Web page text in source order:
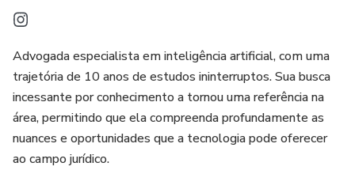
Advogada especialista em inteligência artificial, com uma
trajetória de 10 anos de estudos ininterruptos. Sua busca
incessante por conhecimento a tornou uma referência na
área, permitindo que ela compreenda profundamente as
nuances e oportunidades que a tecnologia pode oferecer
ao campo jurídico.